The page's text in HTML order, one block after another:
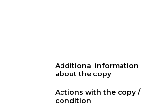
Additional information
about the copy
Actions with the copy /
condition